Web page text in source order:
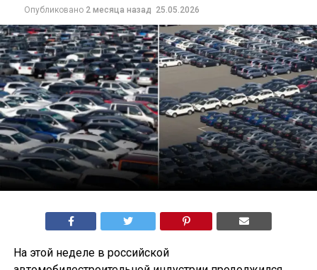
Опубликовано 2 месяца назад 25.05.2026
На этой неделе в российской